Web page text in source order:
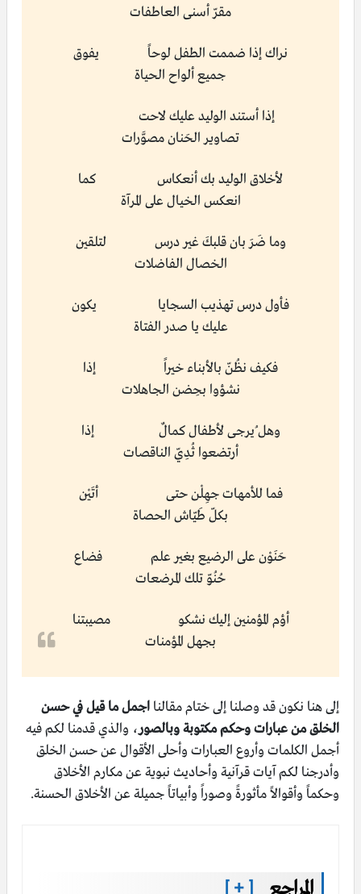
مقرّ أسنى العاطفات
نراك إذا ضممت الطفل لوحاً يفوق
جميع ألواح الحياة
إذا أستند الوليد عليك لاحت
تصاوير الحَنان مصوَّرات
لأخلاق الوليد بك أنعكاس كما
انعكس الخيال على المرآة
وما ضَرَ بان قلبكَ غير درس لتلقين
الخصال الفاضلات
فأول درس تهذيب السجايا يكون
عليك يا صدر الفتاة
فكيف نظُنّ بالأبناء خيراً إذا
نشؤوا بحِضن الجاهلات
وهل ُيرجى لأطفال كمالٌ إذا
أرتضعوا ثُدِيّ الناقصات
فما للأمهات جهِلْن حتى أتَيْن
بكلّ طَيّاش الحصاة
حَنَوْن على الرضيع بغير علم فضاع
حُنُوّ تلك المرضعات
أؤم المؤمنين إليك نشكو مصيبتنا
بجهل المؤمنات
إلى هنا نكون قد وصلنا إلى ختام مقالنا اجمل ما قيل في حسن
الخلقمن عبارات وحكم مكتوبة وبالصور، والذي قدمنا لكم فيه
أجمل الكلمات وأروع العبارات وأحلى الأقوال عن حسن الخلق
وأدرجنا لكم آيات قرآنية وأحاديث نبوية عن مكارم الأخلاق
وحكماً وأقوالاً مأثورةً وصوراً وأبياتاً جميلة عن الأخلاق الحسنة.
المراجع [ + ]